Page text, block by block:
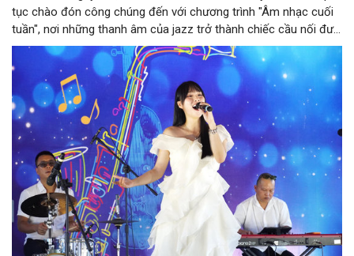
tục chào đón công chúng đến với chương trình "Âm nhạc cuối
tuần", nơi những thanh âm của jazz trở thành chiếc cầu nối đưa
nhiều nền văn hóa gặp gỡ trong không gian di sản giữa lòng Thủ
đô. Từ những tác phẩm kinh điển của thế giới đến những giai
điệu Việt Nam đậm chất tự sự, chương trình mở ra một hành
trình thưởng thức âm nhạc đa tầng cảm xúc, góp phần bồi đắp
diện mạo văn hóa của Hà Nội - Thành phố sáng tạo.